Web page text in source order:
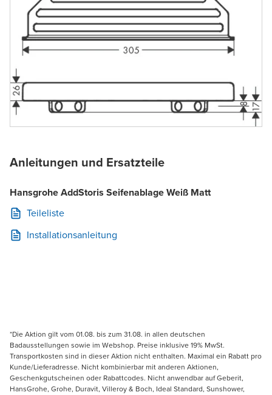
Anleitungen und Ersatzteile
Hansgrohe AddStoris Seifenablage Weiß Matt
Teileliste
Installationsanleitung
*Die Aktion gilt vom 01.08. bis zum 31.08. in allen deutschen
Badausstellungen sowie im Webshop. Preise inklusive 19% MwSt.
Transportkosten sind in dieser Aktion nicht enthalten. Maximal ein Rabatt pro
Kunde/Lieferadresse. Nicht kombinierbar mit anderen Aktionen,
Geschenkgutscheinen oder Rabattcodes. Nicht anwendbar auf Geberit,
HansGrohe, Grohe, Duravit, Villeroy & Boch, Ideal Standard, Sunshower,